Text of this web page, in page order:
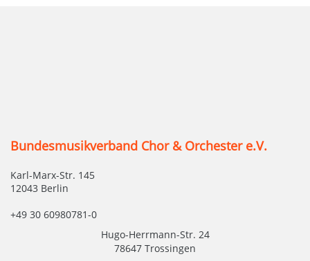
Bundesmusikverband Chor & Orchester e.V.
Karl-Marx-Str. 145
12043 Berlin
+49 30 60980781-0
Hugo-Herrmann-Str. 24
78647 Trossingen